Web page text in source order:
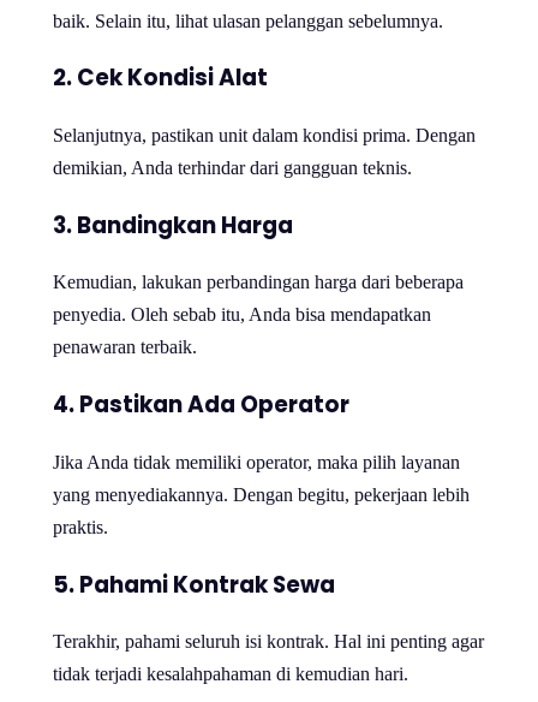
baik. Selain itu, lihat ulasan pelanggan sebelumnya.
2. Cek Kondisi Alat
Selanjutnya, pastikan unit dalam kondisi prima. Dengan
demikian, Anda terhindar dari gangguan teknis.
3. Bandingkan Harga
Kemudian, lakukan perbandingan harga dari beberapa
penyedia. Oleh sebab itu, Anda bisa mendapatkan
penawaran terbaik.
4. Pastikan Ada Operator
Jika Anda tidak memiliki operator, maka pilih layanan
yang menyediakannya. Dengan begitu, pekerjaan lebih
praktis.
5. Pahami Kontrak Sewa
Terakhir, pahami seluruh isi kontrak. Hal ini penting agar
tidak terjadi kesalahpahaman di kemudian hari.